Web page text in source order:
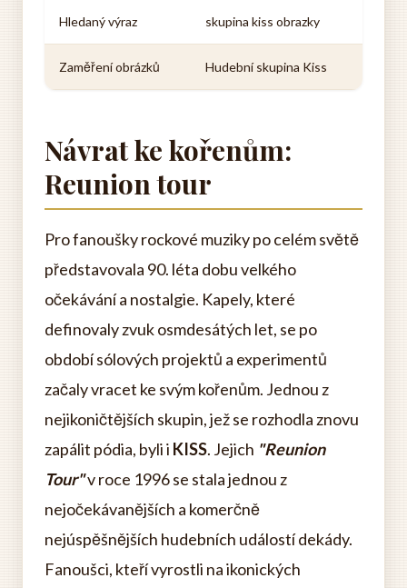
Hledaný výraz skupina kiss obrazky
Zaměření obrázků Hudební skupina Kiss
Návrat ke kořenům:
Reunion tour
Pro fanoušky rockové muziky po celém světě
představovala 90. léta dobu velkého
očekávání a nostalgie. Kapely, které
definovaly zvuk osmdesátých let, se po
období sólových projektů a experimentů
začaly vracet ke svým kořenům. Jednou z
nejikoničtějších skupin, jež se rozhodla znovu
zapálit pódia, byli i KISS. Jejich "Reunion
Tour"v roce 1996 se stala jednou z
nejočekávanějších a komerčně
nejúspěšnějších hudebních událostí dekády.
Fanoušci, kteří vyrostli na ikonických